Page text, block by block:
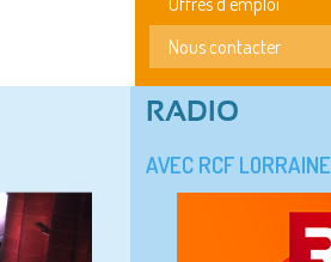
Nous contacter
RADIO
AVEC RCF LORRAINE